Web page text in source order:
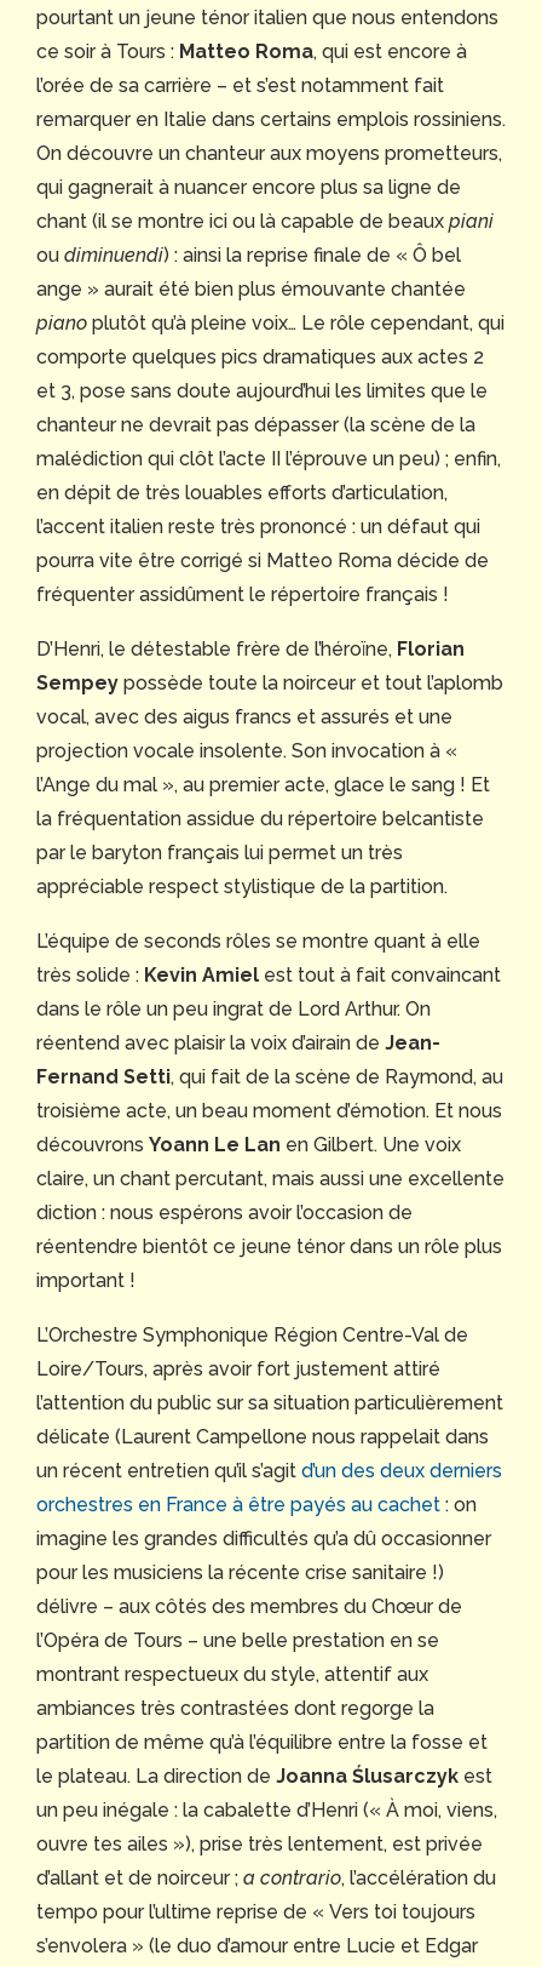
pourtant un jeune ténor italien que nous entendons
ce soir à Tours : Matteo Roma, qui est encore à
l’orée de sa carrière – et s’est notamment fait
remarquer en Italie dans certains emplois rossiniens.
On découvre un chanteur aux moyens prometteurs,
qui gagnerait à nuancer encore plus sa ligne de
chant (il se montre ici ou là capable de beaux piani
ou diminuendi) : ainsi la reprise finale de « Ô bel
ange » aurait été bien plus émouvante chantée
piano plutôt qu’à pleine voix… Le rôle cependant, qui
comporte quelques pics dramatiques aux actes 2
et 3, pose sans doute aujourd’hui les limites que le
chanteur ne devrait pas dépasser (la scène de la
malédiction qui clôt l’acte II l’éprouve un peu) ; enfin,
en dépit de très louables efforts d’articulation,
l’accent italien reste très prononcé : un défaut qui
pourra vite être corrigé si Matteo Roma décide de
fréquenter assidûment le répertoire français !
D’Henri, le détestable frère de l’héroïne, Florian
Sempey possède toute la noirceur et tout l’aplomb
vocal, avec des aigus francs et assurés et une
projection vocale insolente. Son invocation à «
l’Ange du mal », au premier acte, glace le sang ! Et
la fréquentation assidue du répertoire belcantiste
par le baryton français lui permet un très
appréciable respect stylistique de la partition.
L’équipe de seconds rôles se montre quant à elle
très solide : Kevin Amiel est tout à fait convaincant
dans le rôle un peu ingrat de Lord Arthur. On
réentend avec plaisir la voix d’airain de Jean-
Fernand Setti, qui fait de la scène de Raymond, au
troisième acte, un beau moment d’émotion. Et nous
découvrons Yoann Le Lan en Gilbert. Une voix
claire, un chant percutant, mais aussi une excellente
diction : nous espérons avoir l’occasion de
réentendre bientôt ce jeune ténor dans un rôle plus
important !
L’Orchestre Symphonique Région Centre-Val de
Loire/Tours, après avoir fort justement attiré
l’attention du public sur sa situation particulièrement
délicate (Laurent Campellone nous rappelait dans
un récent entretien qu’il s’agit d’un des deux derniers
orchestres en France à être payés au cachet : on
imagine les grandes difficultés qu’a dû occasionner
pour les musiciens la récente crise sanitaire !)
délivre – aux côtés des membres du Chœur de
l’Opéra de Tours – une belle prestation en se
montrant respectueux du style, attentif aux
ambiances très contrastées dont regorge la
partition de même qu’à l’équilibre entre la fosse et
le plateau. La direction de Joanna Ślusarczyk est
un peu inégale : la cabalette d’Henri (« À moi, viens,
ouvre tes ailes »), prise très lentement, est privée
d’allant et de noirceur ; a contrario, l’accélération du
tempo pour l’ultime reprise de « Vers toi toujours
s’envolera » (le duo d’amour entre Lucie et Edgar